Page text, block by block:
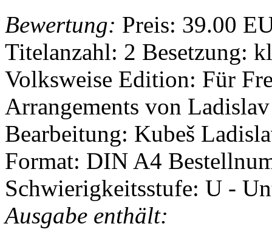
Bewertung: Preis: 39.00
Titelanzahl: 2 Besetzung:
Volksweise Edition: Für
Arrangements von
Bearbeitung: Kubeš
Format: DIN A4
Schwierigkeitsstufe: U -
Ausgabe enthält: